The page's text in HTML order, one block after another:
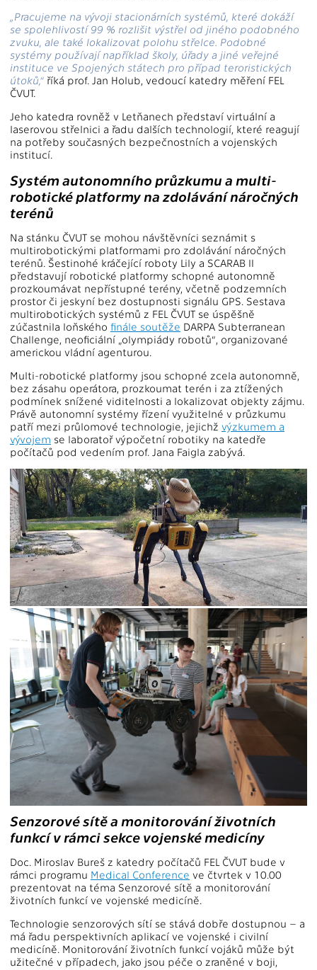
„Pracujeme na vývoji stacionárních systémů, které dokáží
se spolehlivostí 99 % rozlišit výstřel od jiného podobného
zvuku, ale také lokalizovat polohu střelce. Podobné
systémy používají například školy, úřady a jiné veřejné
instituce ve Spojených státech pro případ teroristických
útoků,“ říká prof. Jan Holub, vedoucí katedry měření FEL
ČVUT.
Jeho katedra rovněž v Letňanech představí virtuální a
laserovou střelnici a řadu dalších technologií, které reagují
na potřeby současných bezpečnostních a vojenských
institucí.
Systém autonomního průzkumu a multi-
robotické platformy na zdolávání náročných
terénů
Na stánku ČVUT se mohou návštěvníci seznámit s
multirobotickými platformami pro zdolávání náročných
terénů. Šestinohé kráčející roboty Lily a SCARAB II
představují robotické platformy schopné autonomně
prozkoumávat nepřístupné terény, včetně podzemních
prostor či jeskyní bez dostupnosti signálu GPS. Sestava
multirobotických systémů z FEL ČVUT se úspěšně
zúčastnila loňského finále soutěže DARPA Subterranean
Challenge, neoficiální „olympiády robotů“, organizované
americkou vládní agenturou.
Multi-robotické platformy jsou schopné zcela autonomně,
bez zásahu operátora, prozkoumat terén i za ztížených
podmínek snížené viditelnosti a lokalizovat objekty zájmu.
Právě autonomní systémy řízení využitelné v průzkumu
patří mezi průlomové technologie, jejichž výzkumem a
vývojem se laboratoř výpočetní robotiky na katedře
počítačů pod vedením prof. Jana Faigla zabývá.
Senzorové sítě a monitorování životních
funkcí v rámci sekce vojenské medicíny
Doc. Miroslav Bureš z katedry počítačů FEL ČVUT bude v
rámci programu Medical Conference ve čtvrtek v 10.00
prezentovat na téma Senzorové sítě a monitorování
životních funkcí ve vojenské medicíně.
Technologie senzorových sítí se stává dobře dostupnou – a
má řadu perspektivních aplikací ve vojenské i civilní
medicíně. Monitorování životních funkcí vojáků může být
užitečné v případech, jako jsou péče o zraněné v boji,